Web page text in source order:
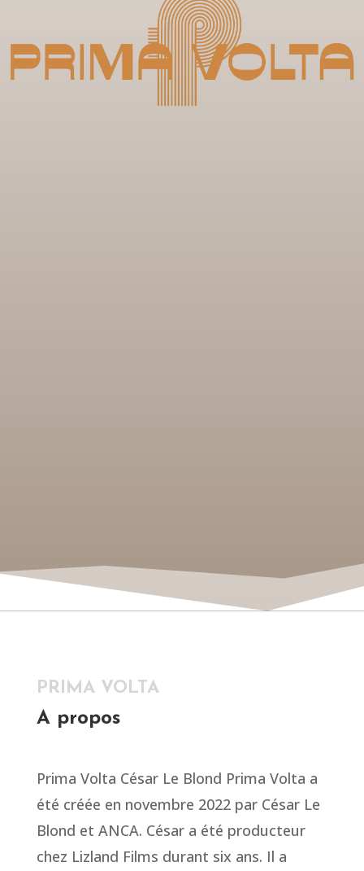
PRIMA VOLTA
A propos
Prima Volta César Le Blond Prima Volta a
été créée en novembre 2022 par César Le
Blond et ANCA. César a été producteur
chez Lizland Films durant six ans. Il a